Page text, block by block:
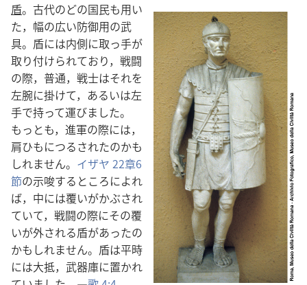
盾。古代のどの国民も用い
た，幅の広い防御用の武
具。盾には内側に取っ手が
取り付けられており，戦闘
の際，普通，戦士はそれを
左腕に掛けて，あるいは左
手で持って運びました。
もっとも，進軍の際には，
肩ひもにつるされたのかも
しれません。 イザヤ 22章6
節の示唆するところによれ
ば，中には覆いがかぶされ
ていて，戦闘の際にその覆
いが外される盾があったの
かもしれません。盾は平時
には大抵，武器庫に置かれ